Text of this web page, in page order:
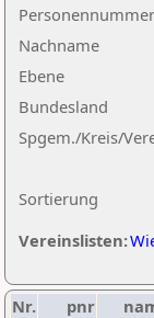
Nachname
Ebene
Sortierung
Personennummer
Bundesland
Spgem./Kreis/
Vereinslisten:
Nr. pnr